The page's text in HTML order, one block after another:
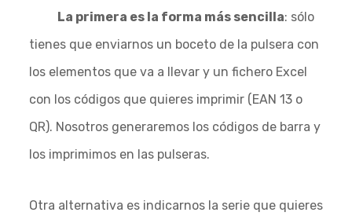
La primera es la forma más sencilla: sólo
tienes que enviarnos un boceto de la pulsera con
los elementos que va a llevar y un fichero Excel
con los códigos que quieres imprimir (EAN 13 o
QR). Nosotros generaremos los códigos de barra y
los imprimimos en las pulseras.
Otra alternativa es indicarnos la serie que quieres